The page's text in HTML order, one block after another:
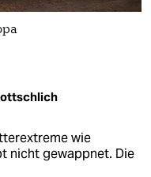
wie
nicht gewappnet. Die